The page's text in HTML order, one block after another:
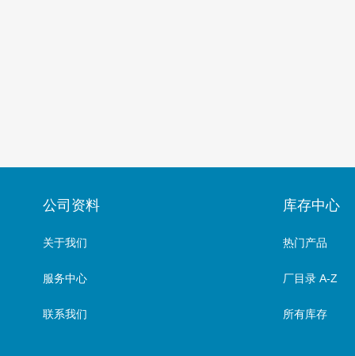
公司资料
关于我们
服务中心
联系我们
库存中心
热门产品
厂目录 A-Z
所有库存